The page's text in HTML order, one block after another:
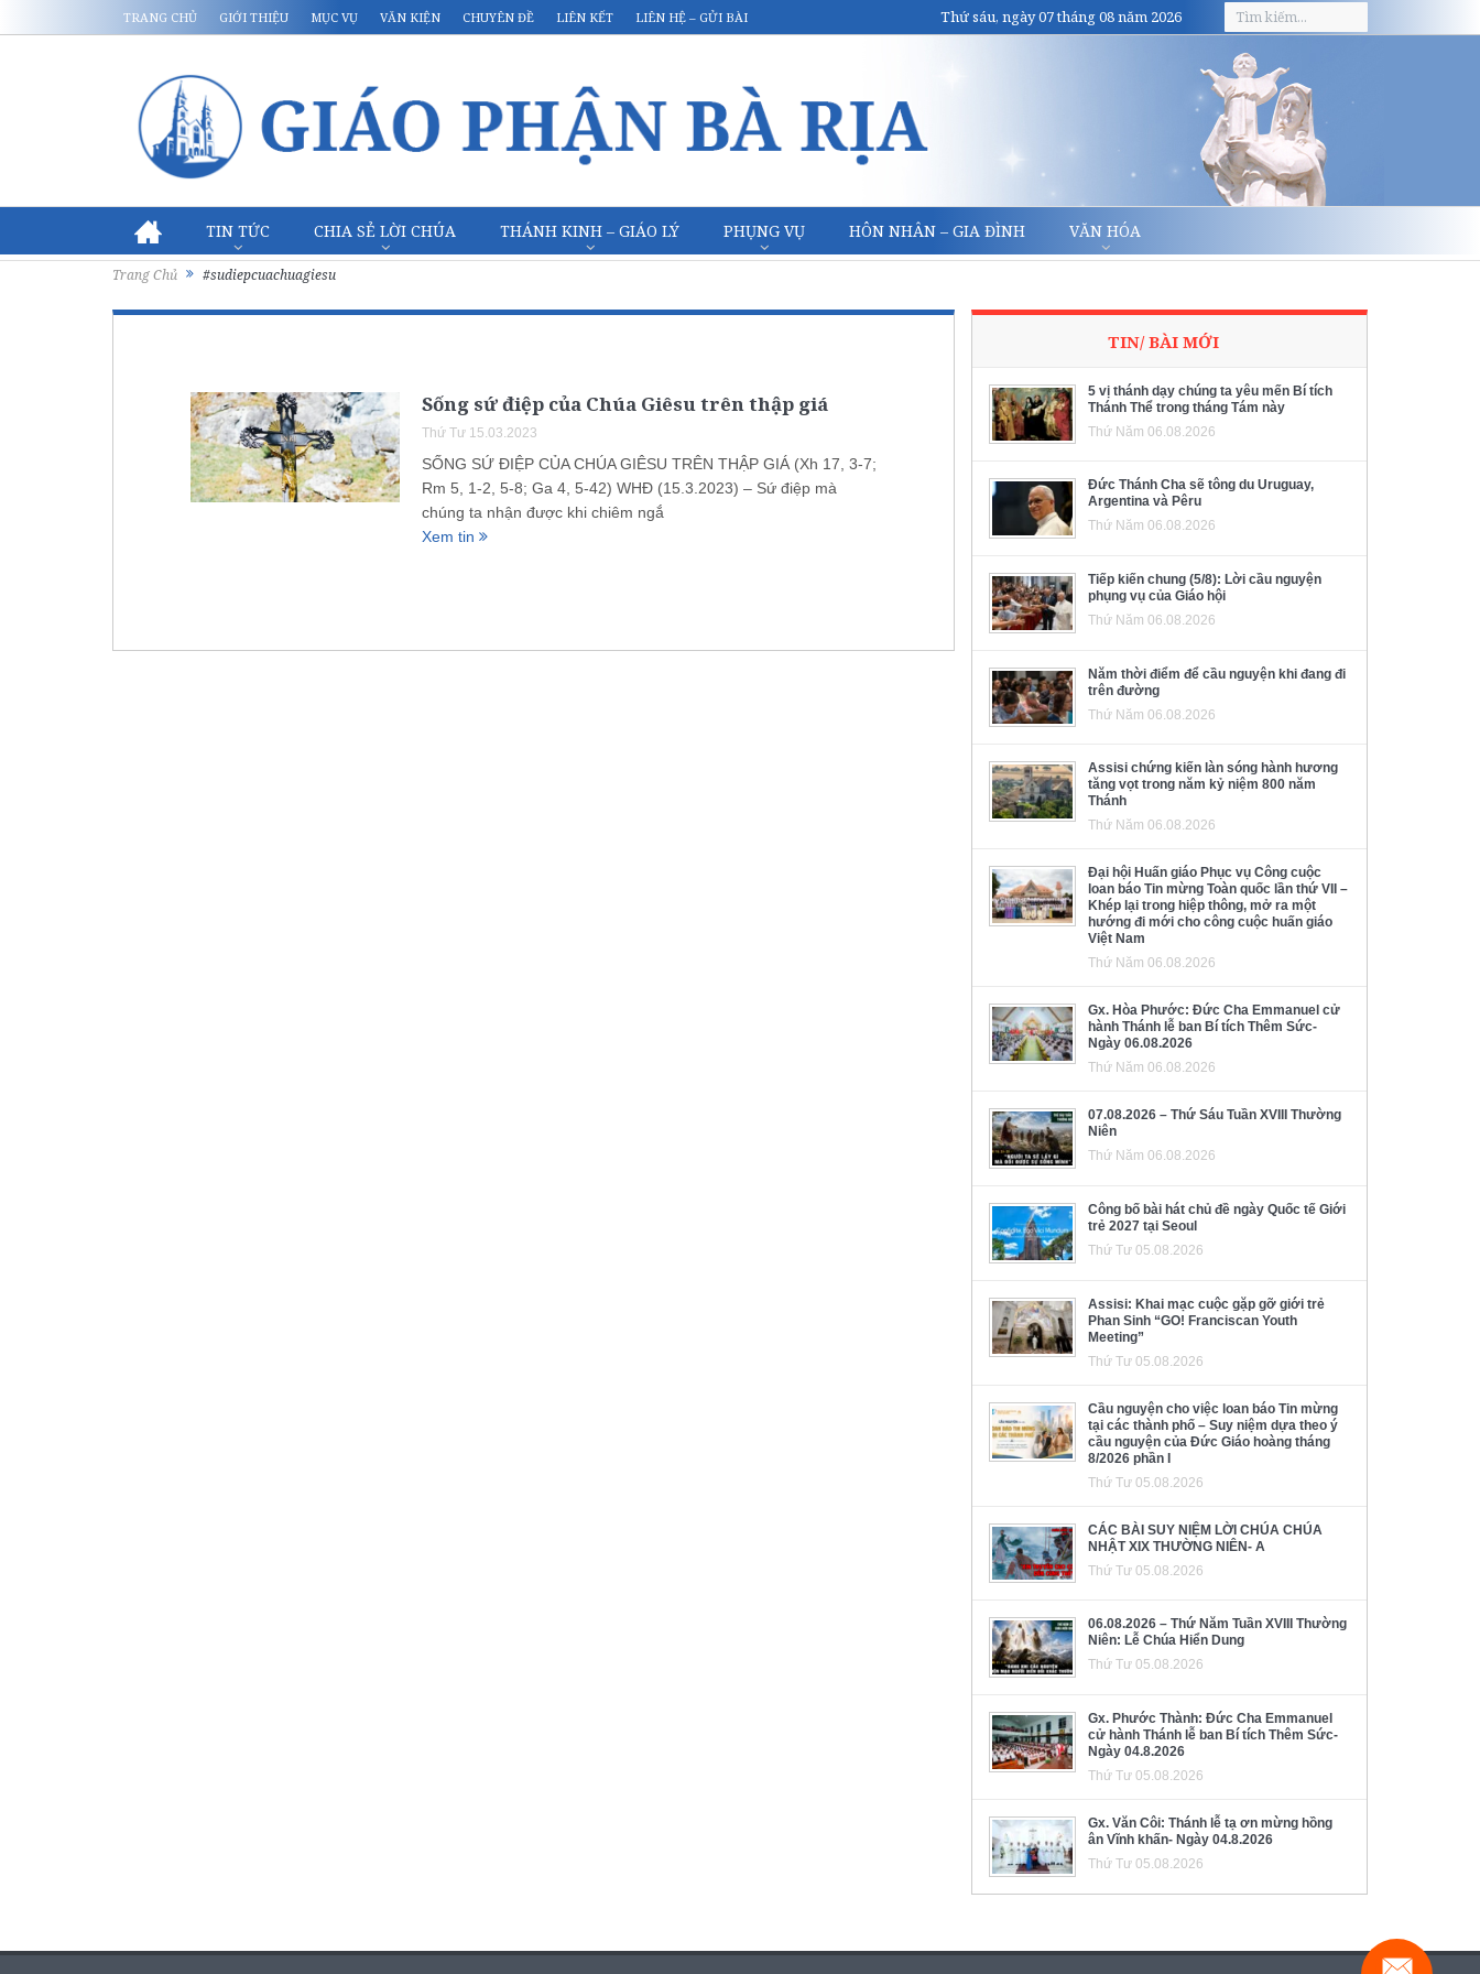
TRANG CHỦ GIỚI THIỆU MỤC VỤ VĂN KIỆN CHUYÊN ĐỀ LIÊN KẾT LIÊN HỆ – GỬI BÀI Thứ sáu, ngày 07 tháng 08 năm 2026
TIN TỨC CHIA SẺ LỜI CHÚA THÁNH KINH – GIÁO LÝ PHỤNG VỤ HÔN NHÂN – GIA ĐÌNH VĂN HÓA
Trang Chủ #sudiepcuachuagiesu
Sống sứ điệp của Chúa Giêsu trên thập giá
Thứ Tư 15.03.2023
SỐNG SỨ ĐIỆP CỦA CHÚA GIÊSU TRÊN THẬP GIÁ (Xh 17, 3-7;
Rm 5, 1-2, 5-8; Ga 4, 5-42) WHĐ (15.3.2023) – Sứ điệp mà
chúng ta nhận được khi chiêm ngắ
Xem tin
TIN/ BÀI MỚI
5 vị thánh dạy chúng ta yêu mến Bí tích
Thánh Thể trong tháng Tám này
Thứ Năm 06.08.2026
Đức Thánh Cha sẽ tông du Uruguay,
Argentina và Pêru
Thứ Năm 06.08.2026
Tiếp kiến chung (5/8): Lời cầu nguyện
phụng vụ của Giáo hội
Thứ Năm 06.08.2026
Năm thời điểm để cầu nguyện khi đang đi
trên đường
Thứ Năm 06.08.2026
Assisi chứng kiến làn sóng hành hương
tăng vọt trong năm kỷ niệm 800 năm
Thánh
Thứ Năm 06.08.2026
Đại hội Huấn giáo Phục vụ Công cuộc
loan báo Tin mừng Toàn quốc lần thứ VII –
Khép lại trong hiệp thông, mở ra một
hướng đi mới cho công cuộc huấn giáo
Việt Nam
Thứ Năm 06.08.2026
Gx. Hòa Phước: Đức Cha Emmanuel cử
hành Thánh lễ ban Bí tích Thêm Sức-
Ngày 06.08.2026
Thứ Năm 06.08.2026
07.08.2026 – Thứ Sáu Tuần XVIII Thường
Niên
Thứ Năm 06.08.2026
Công bố bài hát chủ đề ngày Quốc tế Giới
trẻ 2027 tại Seoul
Thứ Tư 05.08.2026
Assisi: Khai mạc cuộc gặp gỡ giới trẻ
Phan Sinh “GO! Franciscan Youth
Meeting”
Thứ Tư 05.08.2026
Cầu nguyện cho việc loan báo Tin mừng
tại các thành phố – Suy niệm dựa theo ý
cầu nguyện của Đức Giáo hoàng tháng
8/2026 phần I
Thứ Tư 05.08.2026
CÁC BÀI SUY NIỆM LỜI CHÚA CHÚA
NHẬT XIX THƯỜNG NIÊN- A
Thứ Tư 05.08.2026
06.08.2026 – Thứ Năm Tuần XVIII Thường
Niên: Lễ Chúa Hiển Dung
Thứ Tư 05.08.2026
Gx. Phước Thành: Đức Cha Emmanuel
cử hành Thánh lễ ban Bí tích Thêm Sức-
Ngày 04.8.2026
Thứ Tư 05.08.2026
Gx. Văn Côi: Thánh lễ tạ ơn mừng hồng
ân Vĩnh khấn- Ngày 04.8.2026
Thứ Tư 05.08.2026